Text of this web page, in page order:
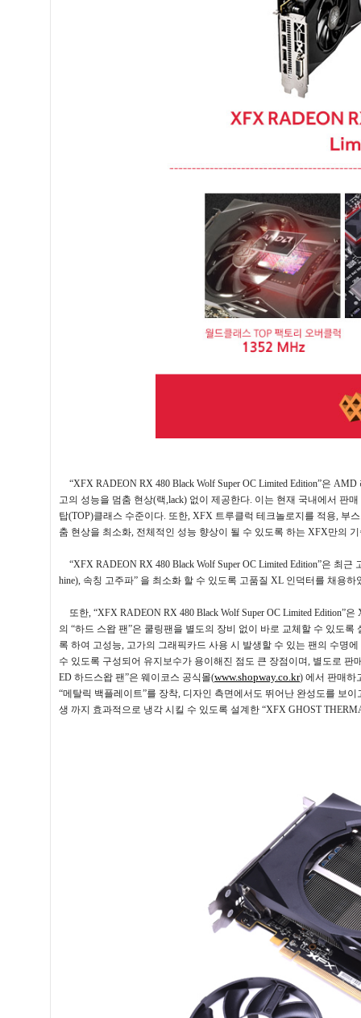
“XFX RADEON RX 480 Black Wolf Super OC Limited Edition”은AMD
고의 성능을 멈춤 현상(랙,lack) 없이 제공한다. 이는 현재 국내에서 판매
탑(TOP)클래스 수준이다. 또한, XFX 트루클럭 테크놀로지를 적용, 부
춤 현상을 최소화, 전체적인 성능 향상이 될 수 있도록 하는 XFX만의
“XFX RADEON RX 480 Black Wolf Super OC Limited Edition”은 최근
hine), 속칭 고주파” 을 최소화 할 수 있도록 고품질 XL 인덕터를 채용하
또한, “XFX RADEON RX 480 Black Wolf Super OC Limited Edition”은
의 “하드 스왑 팬”은 쿨링팬을 별도의 장비 없이 바로 교체할 수 있도록
록 하여 고성능, 고가의 그래픽카드 사용 시 발생할 수 있는 팬의 수명
수 있도록 구성되어 유지보수가 용이해진 점도 큰 장점이며, 별도로 판
ED 하드스왑 팬”은 웨이코스 공식몰(www.shopway.co.kr) 에서 판매하
“메탈릭 백플레이트”를 장착, 디자인 측면에서도 뛰어난 완성도를 보이
생 까지 효과적으로 냉각 시킬 수 있도록 설계한 “XFX GHOST